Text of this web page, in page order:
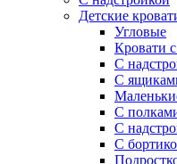
Детские
Угловые
Кровати
С
С
С
С
С